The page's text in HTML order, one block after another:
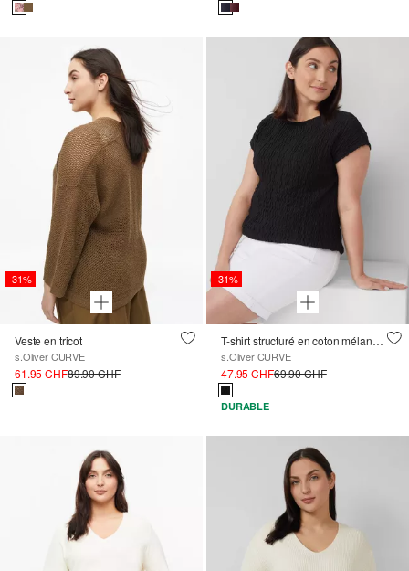
-31%
Veste en tricot
s.Oliver CURVE
61.95 CHF89.90 CHF
-31%
T-shirt structuré en coton mélangé à la coupe décontractée.
s.Oliver CURVE
47.95 CHF69.90 CHF
DURABLE